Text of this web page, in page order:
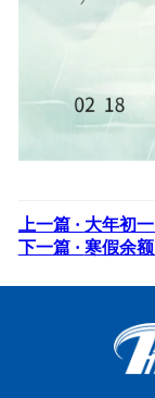
上一篇 · 大年初
下一篇 · 寒假余